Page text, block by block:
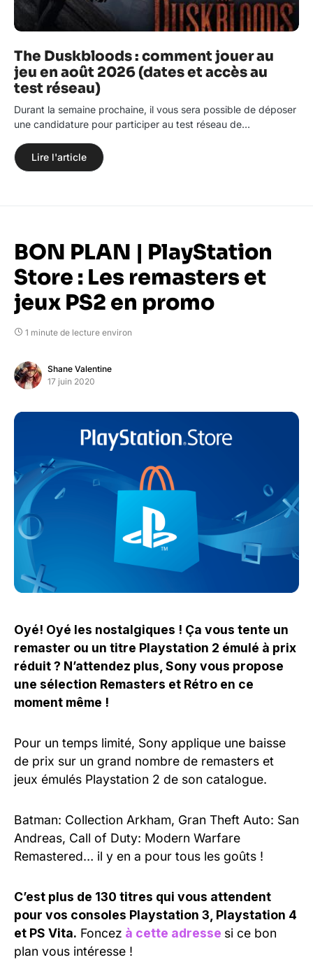
The Duskbloods : comment jouer au
jeu en août 2026 (dates et accès au
test réseau)
Durant la semaine prochaine, il vous sera possible de déposer
une candidature pour participer au test réseau de…
Lire l'article
BON PLAN | PlayStation
Store : Les remasters et
jeux PS2 en promo
1 minute de lecture environ
Shane Valentine
17 juin 2020
Oyé! Oyé les nostalgiques ! Ça vous tente un
remaster ou un titre Playstation 2 émulé à prix
réduit ? N’attendez plus, Sony vous propose
une sélection Remasters et Rétro en ce
moment même !
Pour un temps limité, Sony applique une baisse
de prix sur un grand nombre de remasters et
jeux émulés Playstation 2 de son catalogue.
Batman: Collection Arkham, Gran Theft Auto: San
Andreas, Call of Duty: Modern Warfare
Remastered… il y en a pour tous les goûts !
C’est plus de 130 titres qui vous attendent
pour vos consoles Playstation 3, Playstation 4
et PS Vita. Foncez à cette adresse si ce bon
plan vous intéresse !